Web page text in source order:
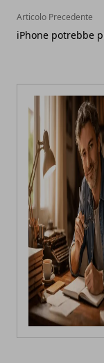
Articolo Precedente
iPhone potrebbe